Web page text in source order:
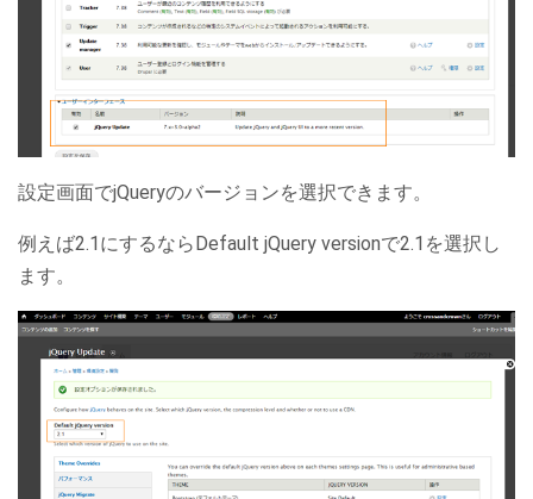
設定画面でjQueryのバージョンを選択できます。
例えば2.1にするならDefault jQuery versionで2.1を選択し
ます。